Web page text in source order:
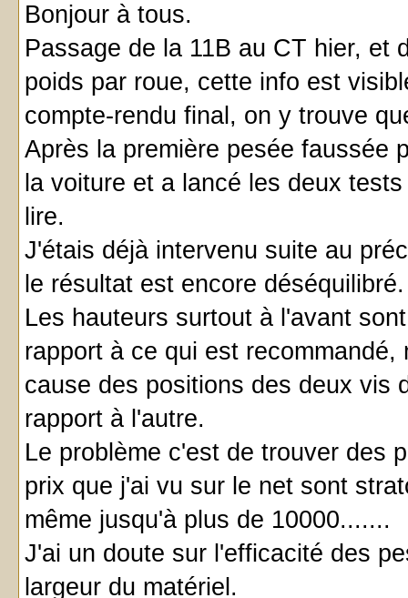
Bonjour à tous.
Passage de la 11B au CT hier, et
poids par roue, cette info est
compte-rendu final, on y trouve
Après la première pesée faussée
la voiture et a lancé les deux
lire.
J'étais déjà intervenu suite au
le résultat est encore déséquilibré.
Les hauteurs surtout à l'avant
rapport à ce qui est
cause des positions des deux vis
rapport à l'autre.
Le problème c'est de trouver des
prix que j'ai vu sur le net sont
même jusqu'à plus de 10000.......
J'ai un doute sur l'efficacité des
largeur du matériel.